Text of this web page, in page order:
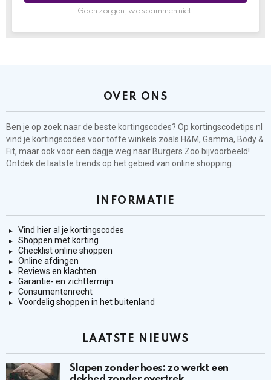
Geen zorgen, we spammen niet.
OVER ONS
Ben je op zoek naar de beste kortingscodes? Op kortingscodetips.nl
vind je kortingscodes voor toffe winkels zoals H&M, Gamma, Body &
Fit, maar ook voor een dagje weg naar Burgers Zoo bijvoorbeeld!
Ontdek de laatste trends op het gebied van online shopping.
INFORMATIE
Vind hier al je kortingscodes
Shoppen met korting
Checklist online shoppen
Online afdingen
Reviews en klachten
Garantie- en zichttermijn
Consumentenrecht
Voordelig shoppen in het buitenland
LAATSTE NIEUWS
Slapen zonder hoes: zo werkt een